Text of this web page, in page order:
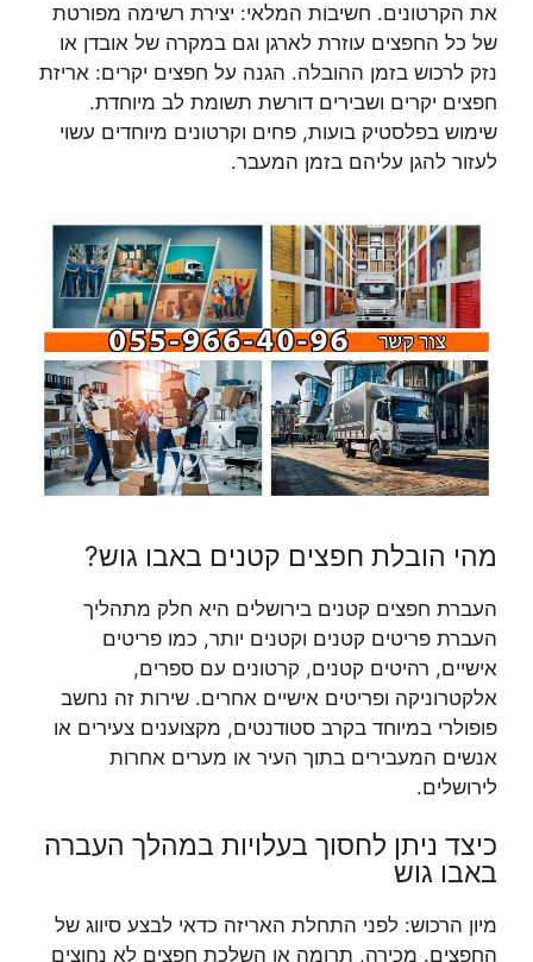
את הקרטונים. חשיבות המלאי: יצירת רשימה מפורטת
של כל החפצים עוזרת לארגן וגם במקרה של אובדן או
נזק לרכוש בזמן ההובלה. הגנה על חפצים יקרים: אריזת
חפצים יקרים ושבירים דורשת תשומת לב מיוחדת.
שימוש בפלסטיק בועות, פחים וקרטונים מיוחדים עשוי
לעזור להגן עליהם בזמן המעבר.
מהי הובלת חפצים קטנים באבו גוש?
העברת חפצים קטנים בירושלים היא חלק מתהליך
העברת פריטים קטנים וקטנים יותר, כמו פריטים
אישיים, רהיטים קטנים, קרטונים עם ספרים,
אלקטרוניקה ופריטים אישיים אחרים. שירות זה נחשב
פופולרי במיוחד בקרב סטודנטים, מקצוענים צעירים או
אנשים המעבירים בתוך העיר או מערים אחרות
לירושלים.
כיצד ניתן לחסוך בעלויות במהלך העברה
באבו גוש
מיון הרכוש: לפני התחלת האריזה כדאי לבצע סיווג של
החפצים. מכירה, תרומה או השלכת חפצים לא נחוצים